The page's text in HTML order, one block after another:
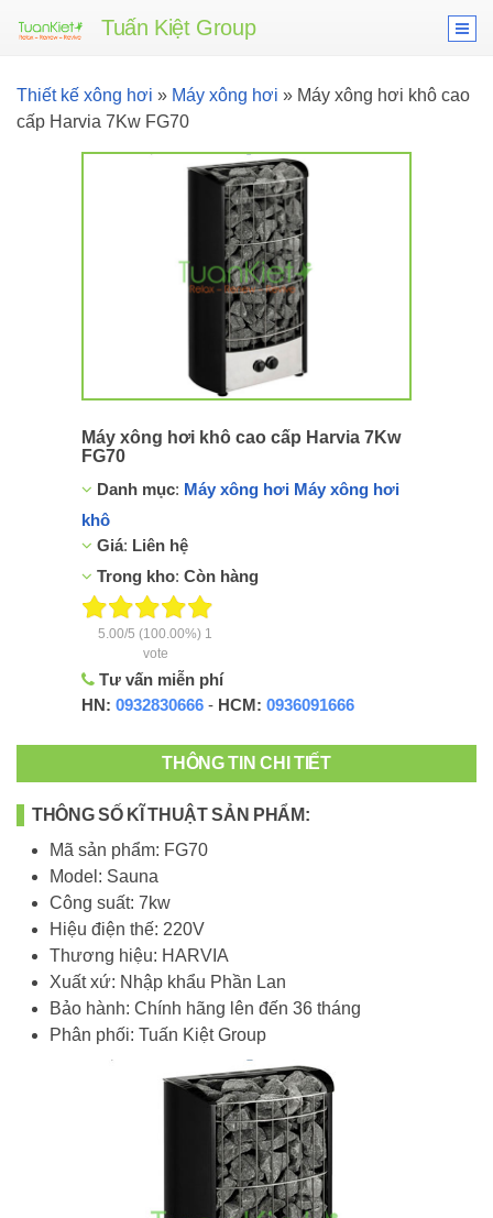
Tuấn Kiệt Group
Thiết kế xông hơi » Máy xông hơi » Máy xông hơi khô cao
cấp Harvia 7Kw FG70
Máy xông hơi khô cao cấp Harvia 7Kw
FG70
Danh mục: Máy xông hơi Máy xông hơi
khô
Giá: Liên hệ
Trong kho: Còn hàng
5.00/5 (100.00%) 1
vote
Tư vấn miễn phí
HN: 0932830666 - HCM: 0936091666
THÔNG TIN CHI TIẾT
THÔNG SỐ KĨ THUẬT SẢN PHẨM:
Mã sản phẩm: FG70
Model: Sauna
Công suất: 7kw
Hiệu điện thế: 220V
Thương hiệu: HARVIA
Xuất xứ: Nhập khẩu Phần Lan
Bảo hành: Chính hãng lên đến 36 tháng
Phân phối: Tuấn Kiệt Group